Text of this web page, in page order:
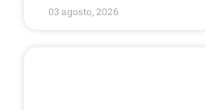
03 agosto, 2026